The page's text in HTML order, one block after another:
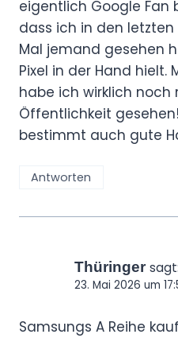
eigentlich Google Fan
dass ich in den
Mal jemand gesehen
Pixel in der Hand hielt.
habe ich wirklich noch
Öffentlichkeit
bestimmt auch gute
Antworten
Thüringer sagt:
23. Mai 2026 um
Samsungs A Reihe